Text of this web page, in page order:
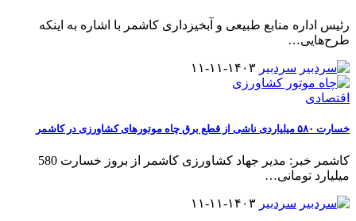
رئیس اداره منابع طبیعی و آبخیزداری کاشمر با اشاره به اینکه
طرح‌هایی…
سردبیر ۱۴۰۳-۱۱-۱۱
اقتصادی
خسارت ۵۸۰ میلیاردی ناشی از قطع برق چاه موتورهای کشاورزی در کاشمر
کاشمر خبر: مدیر جهاد کشاورزی کاشمر از بروز خسارت 580
میلیارد تومانی…
سردبیر ۱۴۰۳-۱۱-۱۱